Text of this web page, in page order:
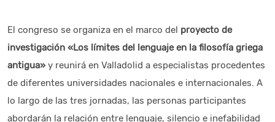
El congreso se organiza en el marco del proyecto de
investigación «Los límites del lenguaje en la filosofía griega
antigua»y reunirá en Valladolid a especialistas procedentes
de diferentes universidades nacionales e internacionales. A
lo largo de las tres jornadas, las personas participantes
abordarán la relación entre lenguaje, silencio e inefabilidad